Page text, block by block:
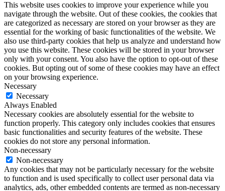
This website uses cookies to improve your experience while you
navigate through the website. Out of these cookies, the cookies that
are categorized as necessary are stored on your browser as they are
essential for the working of basic functionalities of the website. We
also use third-party cookies that help us analyze and understand how
you use this website. These cookies will be stored in your browser
only with your consent. You also have the option to opt-out of these
cookies. But opting out of some of these cookies may have an effect
on your browsing experience.
Necessary
Necessary
Always Enabled
Necessary cookies are absolutely essential for the website to
function properly. This category only includes cookies that ensures
basic functionalities and security features of the website. These
cookies do not store any personal information.
Non-necessary
Non-necessary
Any cookies that may not be particularly necessary for the website
to function and is used specifically to collect user personal data via
analytics, ads, other embedded contents are termed as non-necessary